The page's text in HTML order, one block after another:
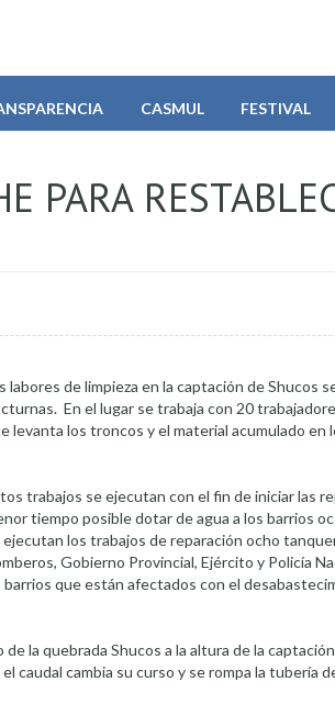
CASMUL FESTIVAL
PARA
labores de limpieza en la captación de Shucos
En el lugar se trabaja con 20
levanta los troncos y el material acumulado en
trabajos se ejecutan con el fin de iniciar las
tiempo posible dotar de agua a los barrios
ejecutan los trabajos de reparación ocho
Gobierno Provincial, Ejército y Policía
barrios que están afectados con el
la quebrada Shucos a la altura de la
cambia su curso y se rompa la tubería